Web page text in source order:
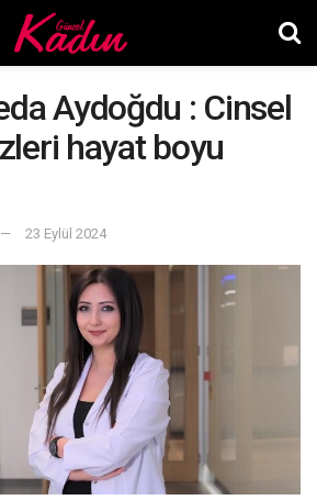
Aydoğdu : Cinsel
hayat boyu
23 Eylül 2024